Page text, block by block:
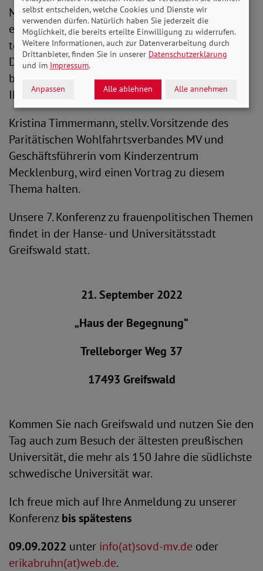
Mecklenburg-Vorpommern lade ich Sie herzlich
ein, an unserer 7. Landesfrauenkonferenz
teilzunehmen und sich rege und intensiv an der
Diskussion zum Thema " Kinder im Zentrum", zu
beteiligen. Ihre Ideen, Ihre Diskussionsbeiträge,
Ihre Vorschläge sind uns sehr wichtig.
Kristina Timmermann, stellv. Vorsitzende des
Paritätischen Wohlfahrtsverbandes MV und
Geschäftsführerin vom Kinderzentrum
Mecklenburg, wird einen Vortrag zu diesem
Thema halten.
Unsere 7. Konferenz zu frauenpolitischen Themen
findet in der Hanse- und Universitätsstadt
Greifswald statt.
21. September 2022
„Haus der Begegnung“
Trelleborger Weg 37
17493 Greifswald
Kommen Sie nach Greifswald und nutzen Sie den
Tag auch zum Besuch der ältesten preußischen
Universität, die mehr als 150 Jahre die südlichste
schwedische Universität war.
Ich freue mich auf Ihre Anmeldung zu unserer
Konferenz bis spätestens
09.09.2022 unter info(at)sovd-mv.de oder
erikabruhn(at)web.de.
selbst entscheiden, welche Cookies und Dienste wir
verwenden dürfen. Natürlich haben Sie jederzeit die
Möglichkeit, die bereits erteilte Einwilligung zu widerrufen.
Weitere Informationen, auch zur Datenverarbeitung durch
Drittanbieter, finden Sie in unserer Datenschutzerklärung
und im Impressum.
Anpassen Alle ablehnen Alle annehmen